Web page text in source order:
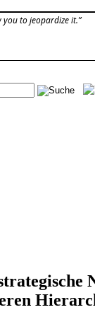
to jeopardize it.”